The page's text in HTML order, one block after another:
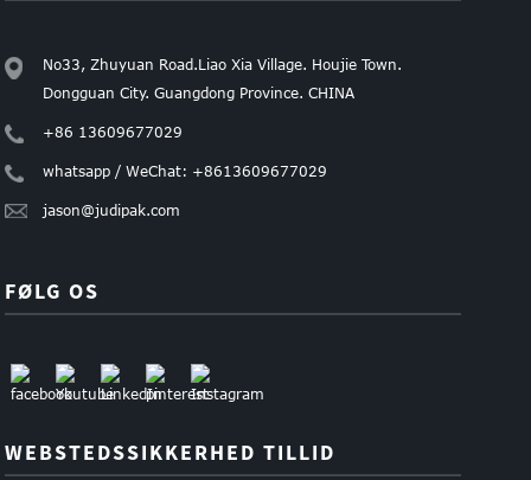
No33, Zhuyuan Road.Liao Xia Village. Houjie Town.
Dongguan City. Guangdong Province. CHINA
+86 13609677029
whatsapp / WeChat: +8613609677029
jason@judipak.com
FØLG OS
WEBSTEDSSIKKERHED TILLID